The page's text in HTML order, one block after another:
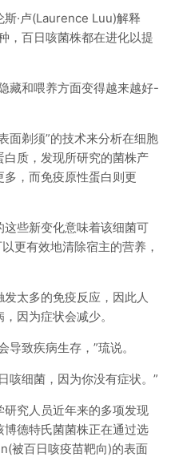
·卢(Laurence Luu)解释
，百日咳菌株都在进化以提
藏和喂养方面变得越来越好-
面剃须”的技术来分析在细胞
质，发现所研究的菌株产
，而免疫原性蛋白则更
些新变化意味着该细菌可
更有效地清除宿主的营养，
太多的免疫反应，因此人
因为症状会减少。
致疾病生存，”琉说。
咳细菌，因为你没有症状。”
究人员近年来的多项发现
德特氏菌菌株正在通过选
被百日咳疫苗靶向)的表面